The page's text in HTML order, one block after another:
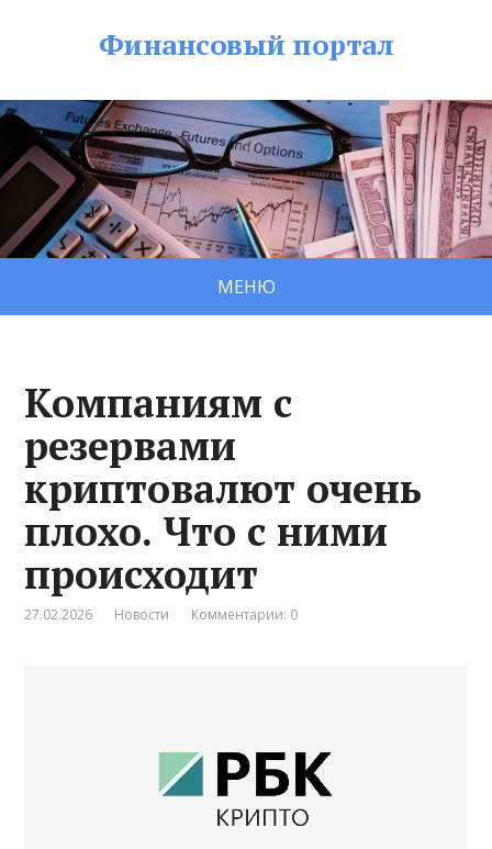
Финансовый портал
МЕНЮ
Компаниям с
резервами
криптовалют очень
плохо. Что с ними
происходит
27.02.2026 Новости Комментарии: 0